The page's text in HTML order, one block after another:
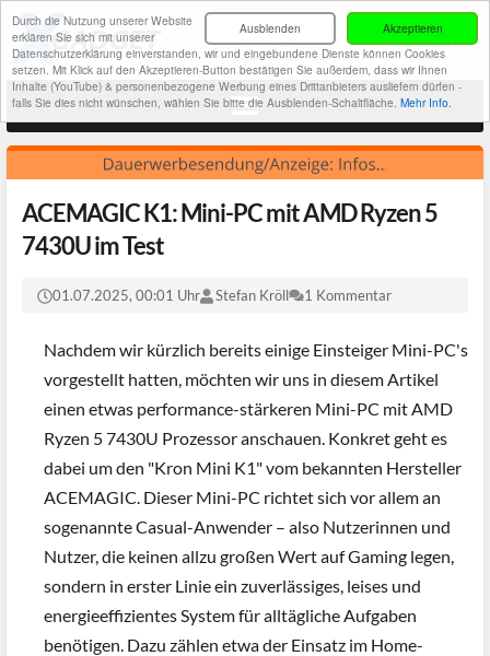
Akzeptieren
Ausblenden
Durch die Nutzung unserer Website
erklären Sie sich mit unserer
Datenschutzerklärung einverstanden, wir und eingebundene Dienste können Cookies
setzen. Mit Klick auf den Akzeptieren-Button bestätigen Sie außerdem, dass wir Ihnen
Inhalte (YouTube) & personenbezogene Werbung eines Drittanbieters ausliefern dürfen -
falls Sie dies nicht wünschen, wählen Sie bitte die Ausblenden-Schaltfläche. Mehr Info.
ACEMAGIC K1: Mini-PC mit AMD Ryzen 5
7430U im Test
01.07.2025, 00:01 Uhr Stefan Kröll 1 Kommentar
Nachdem wir kürzlich bereits einige Einsteiger Mini-PC's
vorgestellt hatten, möchten wir uns in diesem Artikel
einen etwas performance-stärkeren Mini-PC mit AMD
Ryzen 5 7430U Prozessor anschauen. Konkret geht es
dabei um den "Kron Mini K1" vom bekannten Hersteller
ACEMAGIC. Dieser Mini-PC richtet sich vor allem an
sogenannte Casual-Anwender – also Nutzerinnen und
Nutzer, die keinen allzu großen Wert auf Gaming legen,
sondern in erster Linie ein zuverlässiges, leises und
energieeffizientes System für alltägliche Aufgaben
benötigen. Dazu zählen etwa der Einsatz im Home-